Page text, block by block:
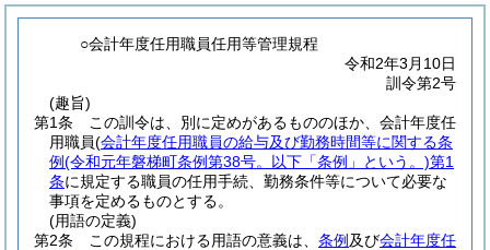
○会計年度任用職員任用等管理規程
令和2年3月10日
訓令第2号
(趣旨)
第1条
この訓令は、別に定めがあるもののほか、会計年度任
用職員(会計年度任用職員の給与及び勤務時間等に関する条
例(令和元年磐梯町条例第38号。以下「条例」という。)第1
条に規定する職員の任用手続、勤務条件等について必要な
事項を定めるものとする。
(用語の定義)
第2条
この規程における用語の意義は、 条例 及び会計年度任